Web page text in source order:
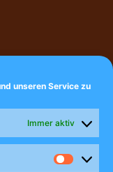
unseren Service zu
Immer aktiv